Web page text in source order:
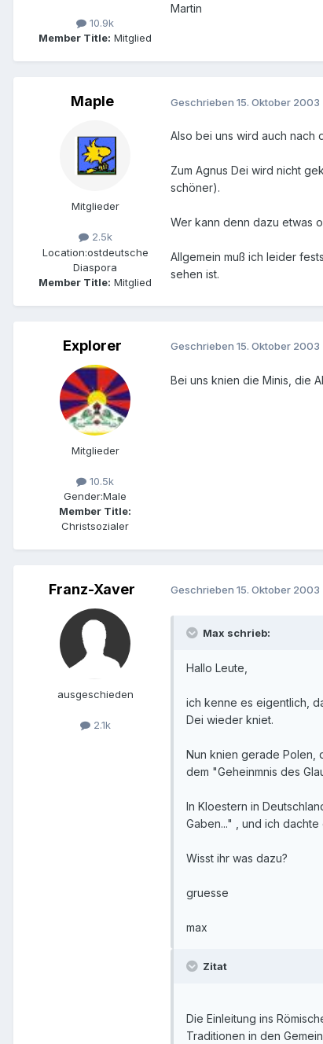
10.9k
Member Title: Mitglied
Martin
Maple
Mitglieder
2.5k
Location:ostdeutsche
Diaspora
Member Title: Mitglied
Geschrieben 15. Oktober 2003
Also bei uns wird auch nach
Zum Agnus Dei wird nicht
schöner).
Wer kann denn dazu etwas
Allgemein muß ich leider
sehen ist.
Explorer
Mitglieder
10.5k
Gender:Male
Member Title:
Christsozialer
Geschrieben 15. Oktober 2003
Bei uns knien die Minis, die
Franz-Xaver
ausgeschieden
2.1k
Geschrieben 15. Oktober 2003
Max schrieb:
Hallo Leute,
ich kenne es eigentlich,
Dei wieder kniet.
Nun knien gerade Polen,
dem "Geheinmnis des
In Kloestern in
Gaben..." , und ich
Wisst ihr was dazu?
gruesse
max
Zitat
Die Einleitung ins
Traditionen in den